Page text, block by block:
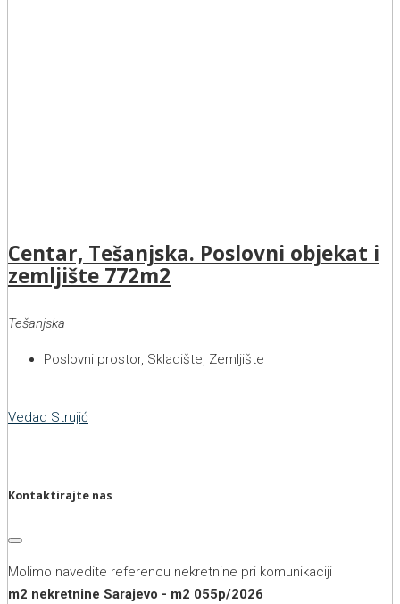
Centar, Tešanjska. Poslovni objekat i
zemljište 772m2
Tešanjska
Poslovni prostor, Skladište, Zemljište
Vedad Strujić
Kontaktirajte nas
Molimo navedite referencu nekretnine pri komunikaciji
m2 nekretnine Sarajevo - m2 055p/2026